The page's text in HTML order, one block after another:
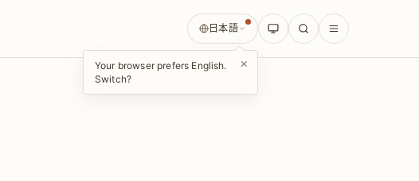
日本語
Your browser prefers English.
Switch?
×